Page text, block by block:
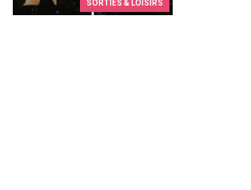
SORTIES & LOISIRS